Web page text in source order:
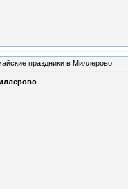
праздники в Миллерово